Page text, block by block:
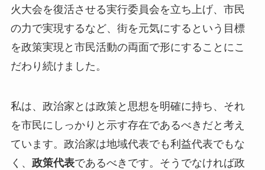
火大会を復活させる実行委員会を立ち上げ、市民
の力で実現するなど、街を元気にするという目標
を政策実現と市民活動の両面で形にすることにこ
だわり続けました。
私は、政治家とは政策と思想を明確に持ち、それ
を市民にしっかりと示す存在であるべきだと考え
ています。政治家は地域代表でも利益代表でもな
く、 政策代表であるべきです。そうでなければ政